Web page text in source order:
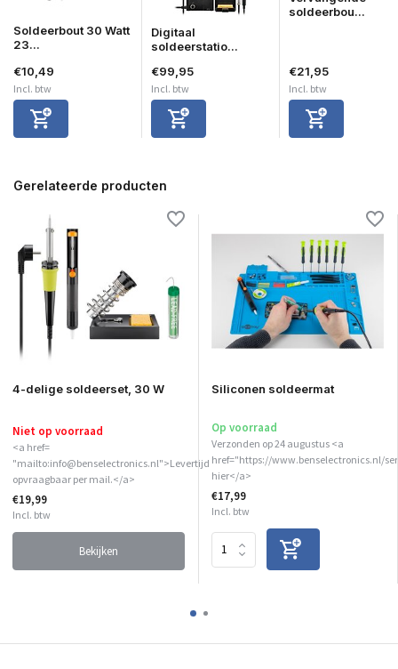
Soldeerbout 30 Watt
23...
€10,49
Incl. btw
Digitaal
soldeerstatio...
€99,95
Incl. btw
soldeerbou...
€21,95
Incl. btw
Gerelateerde producten
4-delige soldeerset, 30 W
Niet op voorraad
<a href=
"mailto:info@benselectronics.nl">Levertijd
opvraagbaar per mail.</a>
€19,99
Incl. btw
Bekijken
Siliconen soldeermat
Op voorraad
Verzonden op 24 augustus <a
href="https://www.benselectronics.nl/
hier</a>
€17,99
Incl. btw